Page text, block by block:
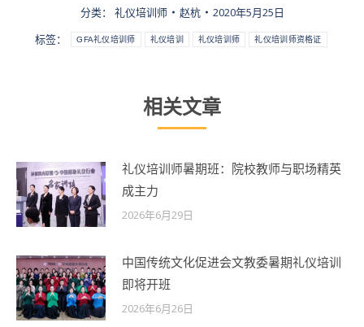
分类： 礼仪培训师 赵杭
2020年5月25日
标签：
GFA礼仪培训师 礼仪培训 礼仪培训师 礼仪培训师资格证
相关文章
礼仪培训师暑期班：院校教师与职场精英
成主力
2026年6月29日
中国传统文化促进会文教委暑期礼仪培训
即将开班
2026年6月26日